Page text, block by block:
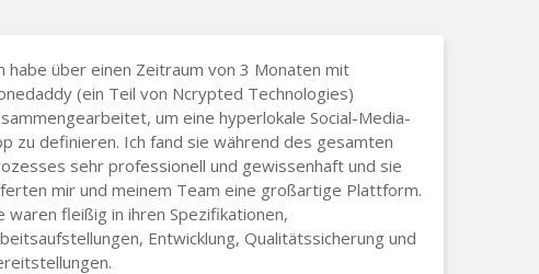
habe über einen Zeitraum von 3 Monaten mit
(ein Teil von Ncrypted Technologies)
um eine hyperlokale Social-Media-
zu definieren. Ich fand sie während des gesamten
sehr professionell und gewissenhaft und sie
mir und meinem Team eine großartige Plattform.
waren fleißig in ihren Spezifikationen,
Entwicklung, Qualitätssicherung und